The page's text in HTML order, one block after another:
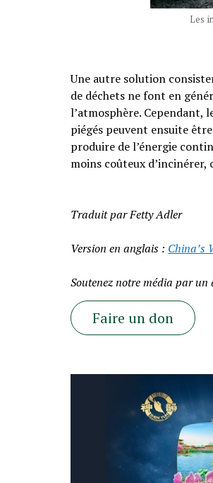
Les
Une autre solution
de déchets ne font en
l’atmosphère. Cependant,
piégés peuvent ensuite
produire de l’énergie
moins coûteux d’incinérer,
Traduit par Fetty Adler
Version en anglais : China’s
Soutenez notre média par
Faire un don